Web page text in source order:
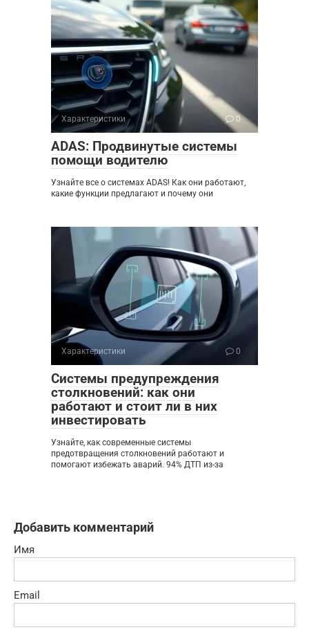
Характеристики 0
ADAS: Продвинутые системы
помощи водителю
Узнайте все о системах ADAS! Как они работают,
какие функции предлагают и почему они
Характеристики 0
Системы предупреждения
столкновений: как они
работают и стоит ли в них
инвестировать
Узнайте, как современные системы
предотвращения столкновений работают и
помогают избежать аварий. 94% ДТП из-за
Добавить комментарий
Имя
Email